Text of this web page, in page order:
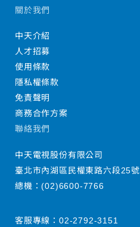
關於我們
中天介紹
人才招募
使用條款
隱私權條款
免責聲明
商務合作方案
聯絡我們
中天電視股份有限公司
臺北市內湖區民權東路六段25號
總機：(02)6600-7766
客服專線： 02-2792-3151